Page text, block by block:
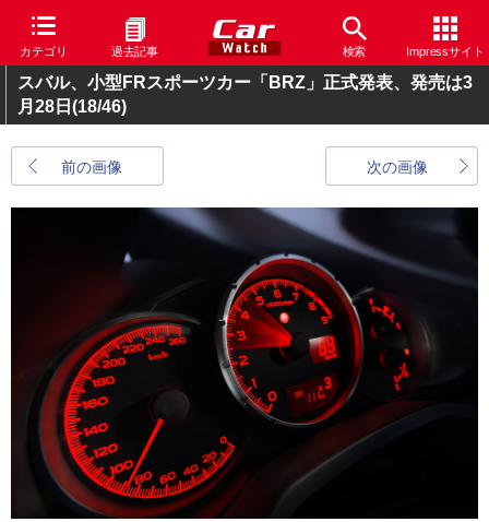
カテゴリ 過去記事 検索 Impressサイト
スバル、小型FRスポーツカー「BRZ」正式発表、発売は3
月28日 (18/46)
前の画像 次の画像